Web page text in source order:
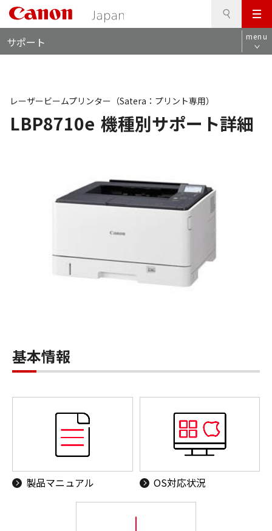
メ
ニ
ュ
サポート menu
LBP8710e 機種別サポート詳細
レーザービームプリンター（Satera：プリント専用）
基本情報
製品マニュアル OS対応状況